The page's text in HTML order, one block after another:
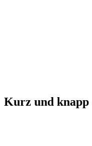
Kurz und knapp